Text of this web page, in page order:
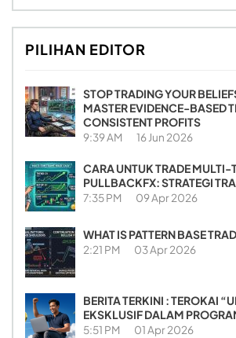
PILIHAN EDITOR
STOP TRADING YOUR
MASTER EVIDENCE-BASED
CONSISTENT PROFITS
9:39 AM 16 Jun 2026
CARA UNTUK TRADE MULTI-
PULLBACKFX: STRATEGI
7:35 PM 09 Apr 2026
WHAT IS PATTERN BASE
2:21 PM 03 Apr 2026
BERITA TERKINI : TEROKAI
EKSKLUSIF DALAM
5:51 PM 01 Apr 2026